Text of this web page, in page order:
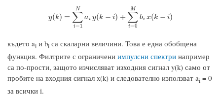
y(k) = ∑
i=1
N
ai y(k − i) + ∑
i=0
M
bi x(k − i)
y( k)= ∑ =1Naiy( k− i)+ ∑i =0 Mbi x(k− i)
където ai и bi са скаларни величини. Това е една обобщена
функция. Филтрите с ограничени импулсни спектри например
са по-прости, защото изчисляват изходния сигнал y(k) само от
пробите на входния сигнал x(k) и следователно използват ai = 0
за всички i.